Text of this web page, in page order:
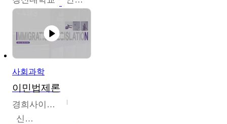
사회과학
이민법제론
경희사이버대학교
신광수